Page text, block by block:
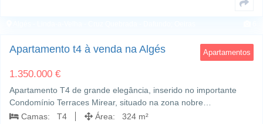
Apartamentos
Apartamento t4 à venda na Algés
1.350.000 €
Apartamento T4 de grande elegância, inserido no importante
Condomínio Terraces Mirear, situado na zona nobre…
Camas: T4
Área: 324 m²